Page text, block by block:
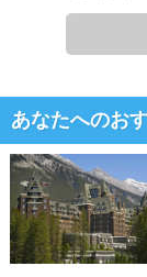
あなたへのお